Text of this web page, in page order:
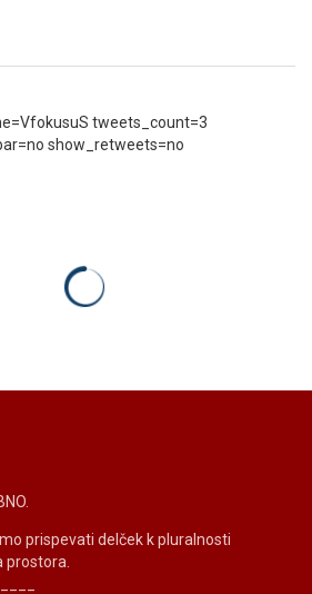
tweets_count=3
show_retweets=no
prispevati delček k pluralnosti
prostora.